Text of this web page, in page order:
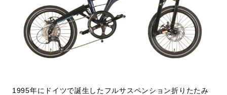
1995年にドイツで誕生したフルサスペンション折りたたみ